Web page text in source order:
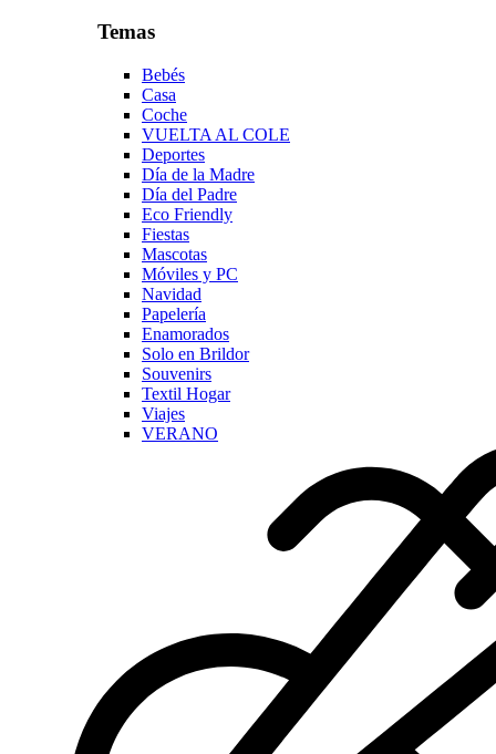
Temas
Bebés
Casa
Coche
VUELTA AL COLE
Deportes
Día de la Madre
Día del Padre
Eco Friendly
Fiestas
Mascotas
Móviles y PC
Navidad
Papelería
Enamorados
Solo en Brildor
Souvenirs
Textil Hogar
Viajes
VERANO